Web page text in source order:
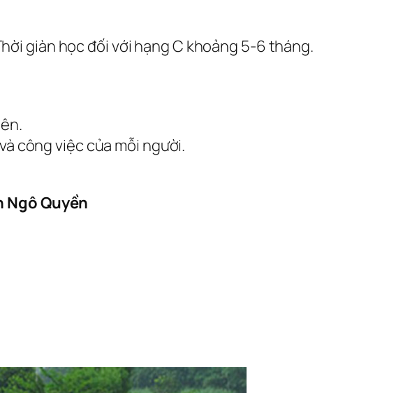
giàn học đối với hạng C khoảng 5-6 tháng.
công việc của mỗi người.
Ngô Quyền